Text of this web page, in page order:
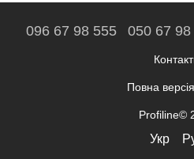
096 67 98 555 050 67 98
Повна
Profiline©
Укр